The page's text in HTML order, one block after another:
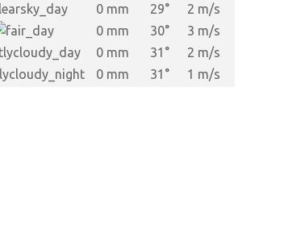
0 mm 29°
2 m/s
0 mm 30°
3 m/s
0 mm 31°
2 m/s
0 mm 31° 1 m/s